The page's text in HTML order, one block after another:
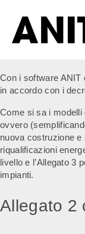
Con i software ANIT
in accordo con i
Come si sa i modelli
ovvero
nuova costruzione e
riqualificazioni
livello e l’Allegato 3
impianti.
Allegato 2